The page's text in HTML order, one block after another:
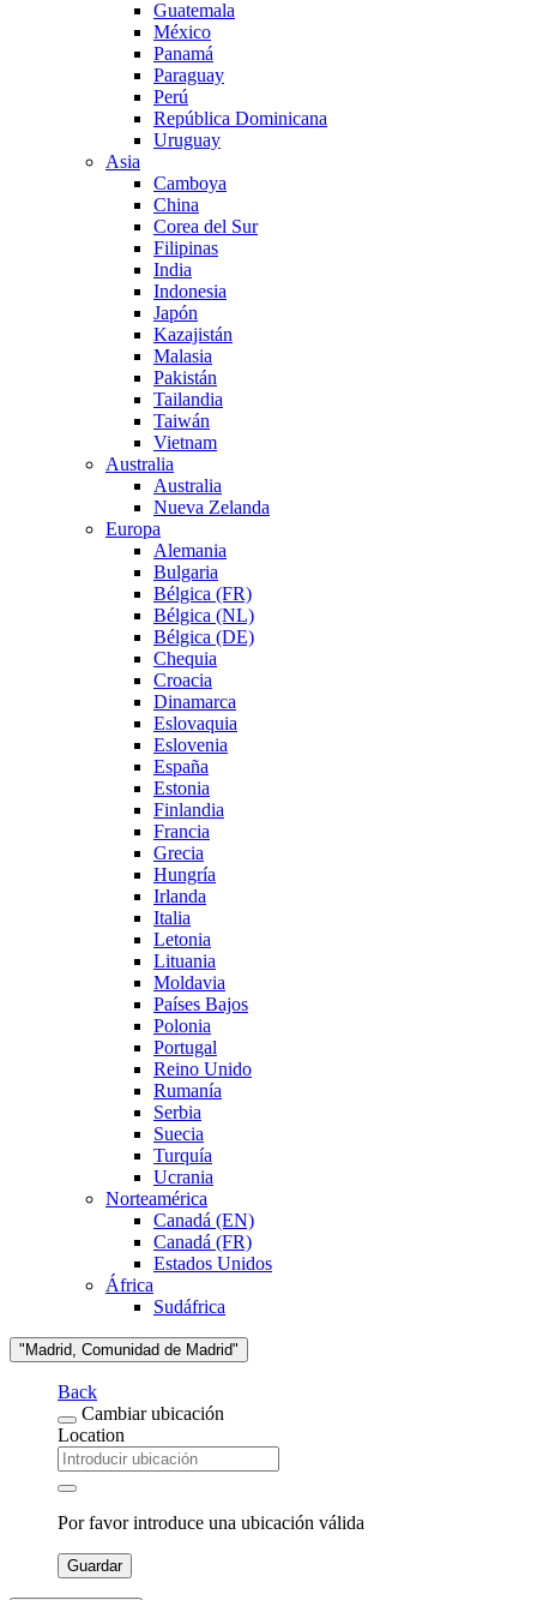
Guatemala
México
Panamá
Paraguay
Perú
República Dominicana
Uruguay
Asia
Camboya
China
Corea del Sur
Filipinas
India
Indonesia
Japón
Kazajistán
Malasia
Pakistán
Tailandia
Taiwán
Vietnam
Australia
Australia
Nueva Zelanda
Europa
Alemania
Bulgaria
Bélgica (FR)
Bélgica (NL)
Bélgica (DE)
Chequia
Croacia
Dinamarca
Eslovaquia
Eslovenia
España
Estonia
Finlandia
Francia
Grecia
Hungría
Irlanda
Italia
Letonia
Lituania
Moldavia
Países Bajos
Polonia
Portugal
Reino Unido
Rumanía
Serbia
Suecia
Turquía
Ucrania
Norteamérica
Canadá (EN)
Canadá (FR)
Estados Unidos
África
Sudáfrica
"Madrid, Comunidad de Madrid"
Back
Cambiar ubicación
Location
Por favor introduce una ubicación válida
Guardar